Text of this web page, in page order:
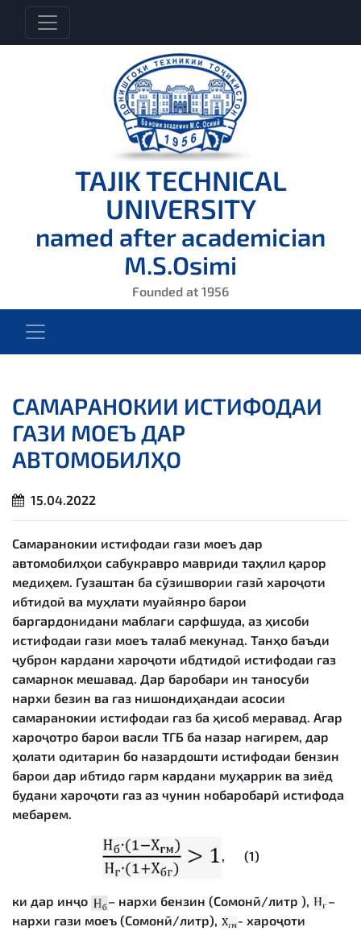
TAJIK TECHNICAL
UNIVERSITY
named after academician
M.S.Osimi
Founded at 1956
САМАРАНОКИИ ИСТИФОДАИ
ГАЗИ МОЕЪ ДАР
АВТОМОБИЛҲО
15.04.2022
Самаранокии истифодаи гази моеъ дар
автомобилҳои сабукравро мавриди таҳлил қарор
медиҳем. Гузаштан ба сӯзишвории газӣ хароҷоти
ибтидоӣ ва муҳлати муайянро барои
баргардонидани маблағи сарфшуда, аз ҳисоби
истифодаи гази моеъ талаб мекунад. Танҳо баъди
ҷуброн кардани хароҷоти ибдтидоӣ истифодаи газ
самарнок мешавад. Дар баробари ин таносуби
нархи безин ва газ нишондиҳандаи асосии
самаранокии истифодаи газ ба ҳисоб меравад. Агар
хароҷотро барои васли ТГБ ба назар нагирем, дар
ҳолати одитарин бо назардошти истифодаи бензин
барои дар ибтидо гарм кардани муҳаррик ва зиёд
будани хароҷоти газ аз чунин нобаробарӣ истифода
мебарем.
, (1)
ки дар инҷо – нархи бензин (Сомонӣ/литр ),
–
нархи гази моеъ (Сомонӣ/литр),
- хароҷоти